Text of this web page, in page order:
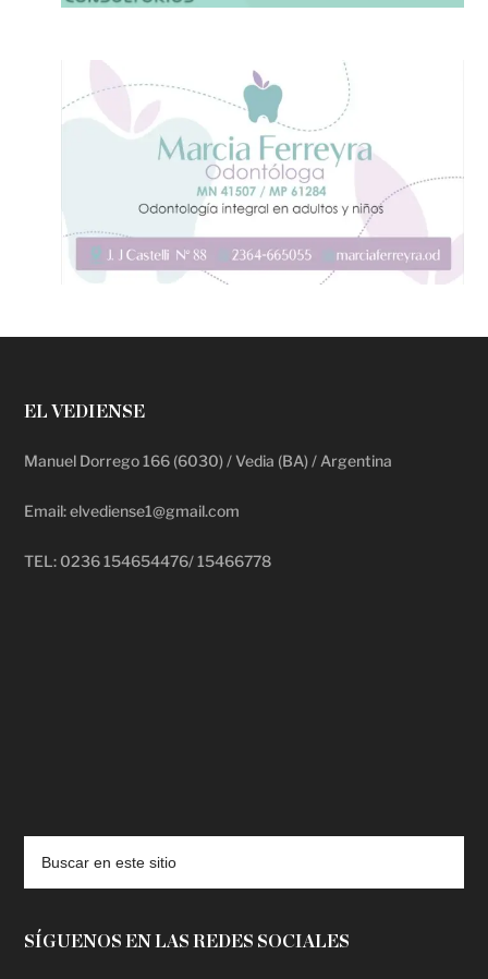
EL VEDIENSE
Manuel Dorrego 166 (6030) / Vedia (BA) / Argentina
Email: elvediense1@gmail.com
TEL: 0236 154654476/ 15466778
SÍGUENOS EN LAS REDES SOCIALES